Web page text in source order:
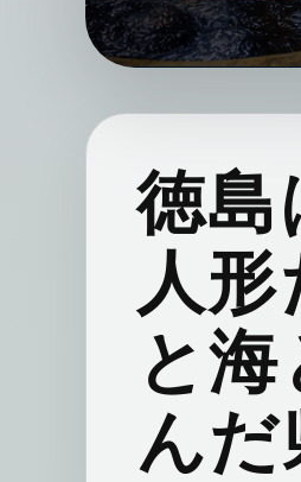
徳島
人
と
んだ